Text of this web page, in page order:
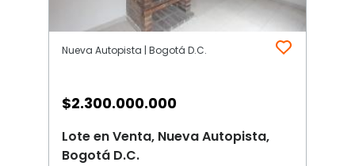
Nueva Autopista | Bogotá D.C.
$2.300.000.000
Lote en Venta, Nueva Autopista,
Bogotá D.C.